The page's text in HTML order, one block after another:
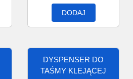
DODAJ
DYSPENSER DO
TAŚMY KLEJĄCEJ